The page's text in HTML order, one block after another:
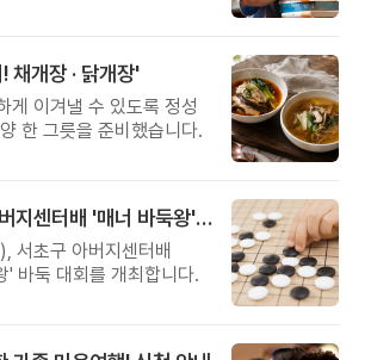
채개장 · 닭개장'
게 이겨낼 수 있도록 정성
한 그릇을 준비했습니다.
제3회 서초구 아버지센터배 '매너 바둑왕' 대회
서초구 아버지센터배
' 바둑 대회를 개최합니다.